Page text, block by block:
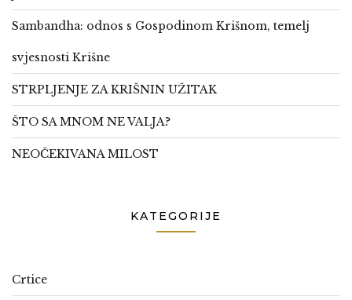
Sambandha: odnos s Gospodinom Krišnom, temelj
svjesnosti Krišne
STRPLJENJE ZA KRIŠNIN UŽITAK
ŠTO SA MNOM NE VALJA?
NEOČEKIVANA MILOST
KATEGORIJE
Crtice